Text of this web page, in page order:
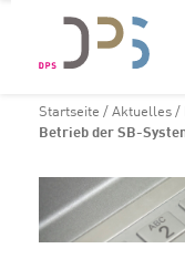
Startseite / Aktuelles /
Betrieb der SB-